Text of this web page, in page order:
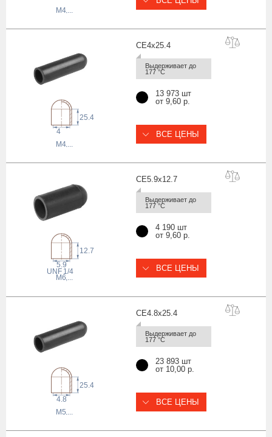
M4,...
CE4x25.4
Выдерживает до
177 °С
4
25.4
M4,...
13 973 шт
от 9,60 р.
ВСЕ ЦЕНЫ
CE5.9x12.7
Выдерживает до
177 °С
5.9
12.7
M6,...
UNF 1/4
4 190 шт
от 9,60 р.
ВСЕ ЦЕНЫ
CE4.8x25.4
Выдерживает до
177 °С
4.8
25.4
M5,...
23 893 шт
от 10,00 р.
ВСЕ ЦЕНЫ